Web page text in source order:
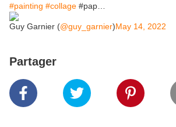
#painting #collage #pap…
Guy Garnier (@guy_garnier)May 14, 2022
Partager